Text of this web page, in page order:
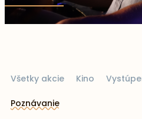
Všetky akcie Kino
Poznávanie